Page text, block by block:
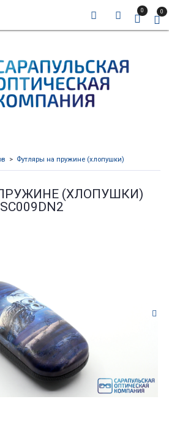
0 0
Футляры на пружине (хлопушки)
(ХЛОПУШКИ)
SC009DN2